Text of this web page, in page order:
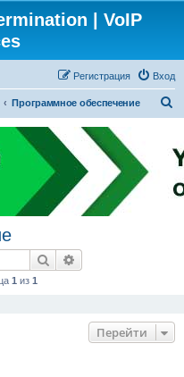
| VoIP
Вход
Регистрация
Программное обеспечение
с
к
Поиск
1 из 1
Перейти